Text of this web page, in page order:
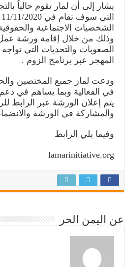
يشار إلى أن لمار تقوم حالياُ
الشخصيات الاجتماعية
وذلك من خلال إقامة ورشة
الصعوبات والتحديات التي تواجه
المهجر عبر برنامج الزوم .
ودعت لمار جميع المختصين
في الفعالية وبما يساهم في
يتم إعلان الورشة عبر الرابط
والمشاركة في الورشة
وفيما يلي الرابط
lamarinitiative.org
عن اليمن الحر